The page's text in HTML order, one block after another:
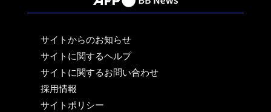
サイトからのお知らせ
サイトに関するヘルプ
サイトに関するお問い合わせ
採用情報
サイトポリシー